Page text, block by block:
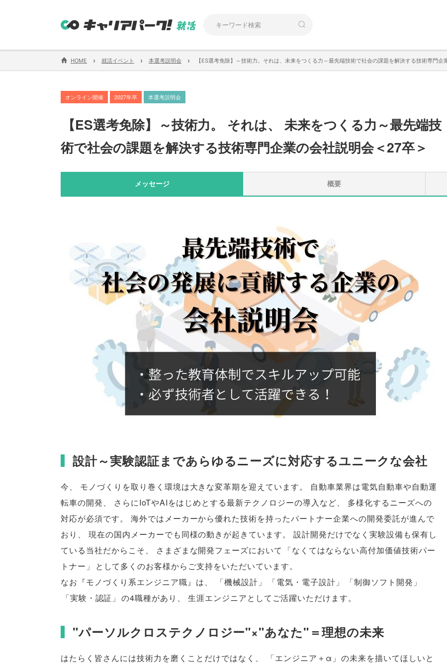
HOME › 就活イベント › 本選考説明会 › 【ES選考免除】～技術力。それは、未来をつくる力～最先端技術で社会の課題を解決する技術専門企
オンライン開催 2027年卒 本選考説明会
【ES選考免除】 ～技術力。 それは、
未来をつくる力～最先端技
術で社会の課題を解決する技術専門企業の会社説明会＜27卒＞
メッセージ 概要
設計～実験認証まであらゆるニーズに対応するユニークな会社
今、 モノづくりを取り巻く環境は大きな変革期を迎えています。
自動車業界は電気自動車や自動運
転車の開発、 さらにIoTやAIをはじめとする最新テクノロジーの導入など、
多様化するニーズへの
対応が必須です。
海外ではメーカーから優れた技術を持ったパートナー企業への開発委託が進んで
おり 、 現在の国内メーカーでも同様の動きが起きています。
設計開発だけでなく実験設備も保有し
ている当社だからこそ、 さまざまな開発フェーズにおいて 「なくてはならない高付加価値技術パー
トナー 」 として多くのお客様からご支持をいただいています。
なお『モノづくり系エンジニア職』は、 「機械設計 」 「電気・電子設計 」 「制御ソフト開発 」
「実験・認証 」 の4職種があり 、 生涯エンジニアとしてご活躍いただけます。
"パーソルクロステクノロジー"×"あなた"＝理想の未来
はたらく皆さんには技術力を磨くことだけではなく 、 「エンジニア＋α 」 の未来を描いてほしいと